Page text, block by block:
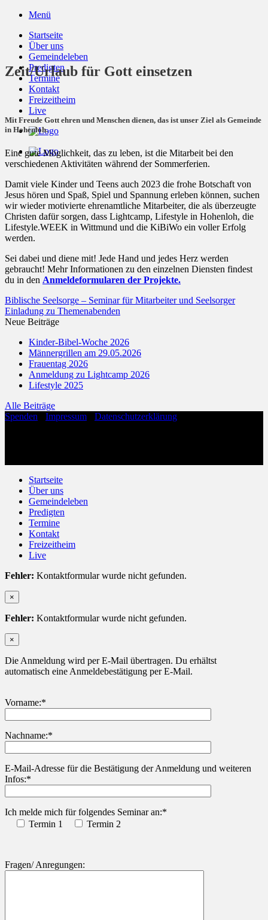
Zum
springen
Menü
Startseite
Über uns
Gemeindeleben
Predigten
Termine
Kontakt
Freizeitheim
Live
Zeit/Urlaub für Gott einsetzen
Mit Freude Gott ehren und Menschen dienen, das ist unser Ziel als Gemeinde
in Hohenloh.
Eine gute Möglichkeit, das zu leben, ist die Mitarbeit bei den
verschiedenen Aktivitäten während der Sommerferien.
Damit viele Kinder und Teens auch 2023 die frohe Botschaft von
Jesus hören und Spaß, Spiel und Spannung erleben können, suchen
wir wieder motivierte ehrenamtliche Mitarbeiter, die als überzeugte
Christen dafür sorgen, dass Lightcamp, Lifestyle in Hohenloh, die
Lifestyle.WEEK in Wittmund und die KiBiWo ein voller Erfolg
werden.
Sei dabei und diene mit! Jede Hand und jedes Herz werden
gebraucht! Mehr Informationen zu den einzelnen Diensten findest
du in den Anmeldeformularen der Projekte.
Biblische Seelsorge – Seminar für Mitarbeiter und Seelsorger
Einladung zu Themenabenden
Neue Beiträge
Kinder-Bibel-Woche 2026
Männergrillen am 29.05.2026
Frauentag 2026
Anmeldung zu Lightcamp 2026
Lifestyle 2025
Alle Beiträge
Spenden
Impressum
Datenschutzerklärung
Startseite
Über uns
Gemeindeleben
Predigten
Termine
Kontakt
Freizeitheim
Live
Fehler: Kontaktformular wurde nicht gefunden.
×
Fehler: Kontaktformular wurde nicht gefunden.
×
Die Anmeldung wird per E-Mail übertragen. Du erhältst
automatisch eine Anmeldebestätigung per E-Mail.
Vorname:*
Nachname:*
Bitte lasse dieses Feld leer.
E-Mail-Adresse für die Bestätigung der Anmeldung und weiteren
Infos:*
Ich melde mich für folgendes Seminar an:*
Termin 1
Termin 2
Fragen/ Anregungen: